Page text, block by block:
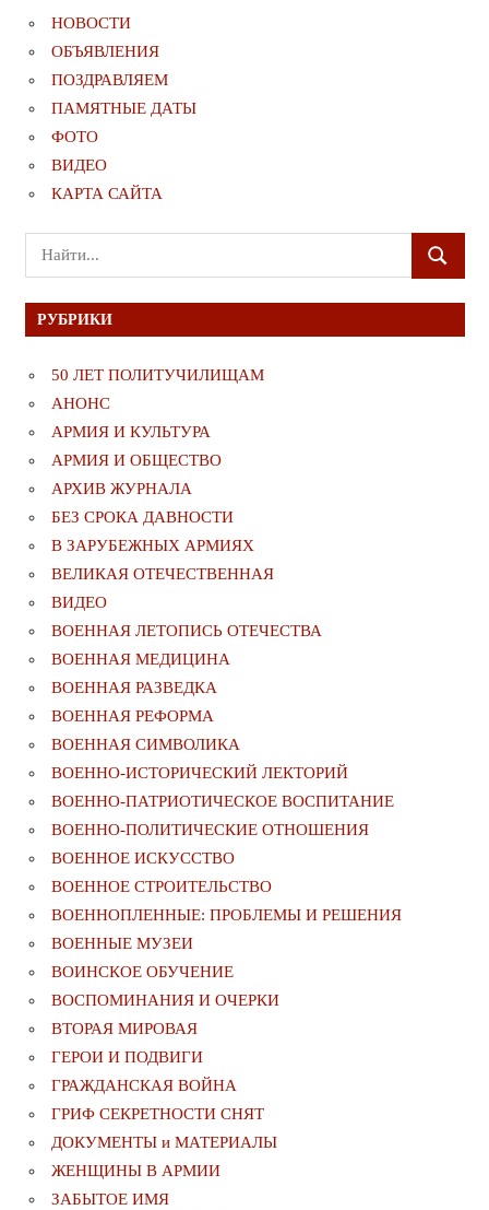
НОВОСТИ
ОБЪЯВЛЕНИЯ
ПОЗДРАВЛЯЕМ
ПАМЯТНЫЕ ДАТЫ
ФОТО
ВИДЕО
КАРТА САЙТА
Поиск
для:
ПОИСК
РУБРИКИ
50 ЛЕТ ПОЛИТУЧИЛИЩАМ
АНОНС
АРМИЯ И КУЛЬТУРА
АРМИЯ И ОБЩЕСТВО
АРХИВ ЖУРНАЛА
БЕЗ СРОКА ДАВНОСТИ
В ЗАРУБЕЖНЫХ АРМИЯХ
ВЕЛИКАЯ ОТЕЧЕСТВЕННАЯ
ВИДЕО
ВОЕННАЯ ЛЕТОПИСЬ ОТЕЧЕСТВА
ВОЕННАЯ МЕДИЦИНА
ВОЕННАЯ РАЗВЕДКА
ВОЕННАЯ РЕФОРМА
ВОЕННАЯ СИМВОЛИКА
ВОЕННО-ИСТОРИЧЕСКИЙ ЛЕКТОРИЙ
ВОЕННО-ПАТРИОТИЧЕСКОЕ ВОСПИТАНИЕ
ВОЕННО-ПОЛИТИЧЕСКИE ОТНОШЕНИЯ
ВОЕННОЕ ИСКУССТВО
ВОЕННОЕ СТРОИТЕЛЬСТВО
ВОЕННОПЛЕННЫЕ: ПРОБЛЕМЫ И РЕШЕНИЯ
ВОЕННЫЕ МУЗЕИ
ВОИНСКОЕ ОБУЧЕНИЕ
ВОСПОМИНАНИЯ И ОЧЕРКИ
ВТОРАЯ МИРОВАЯ
ГЕРОИ И ПОДВИГИ
ГРАЖДАНСКАЯ ВОЙНА
ГРИФ СЕКРЕТНОСТИ СНЯТ
ДОКУМЕНТЫ и МАТЕРИАЛЫ
ЖЕНЩИНЫ В АРМИИ
ЗАБЫТОЕ ИМЯ